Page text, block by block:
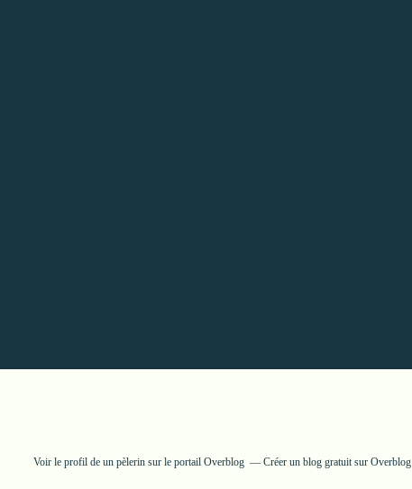
Voir le profil de un pèlerin sur le portail Overblog Créer un blog gratuit sur Overblog